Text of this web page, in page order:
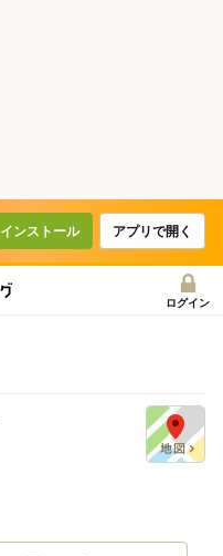
インストール アプリで開く
ログイン